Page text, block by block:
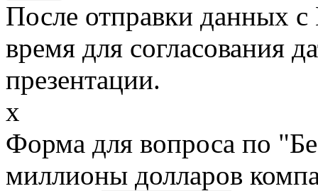
После отправки данных
время для согласования
презентации.
x
Форма для вопроса по
миллионы долларов